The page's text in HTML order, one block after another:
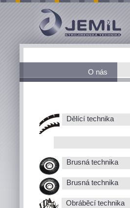
O nás
Dělící technika
Brusná technika
Brusná technika
Obráběcí technika